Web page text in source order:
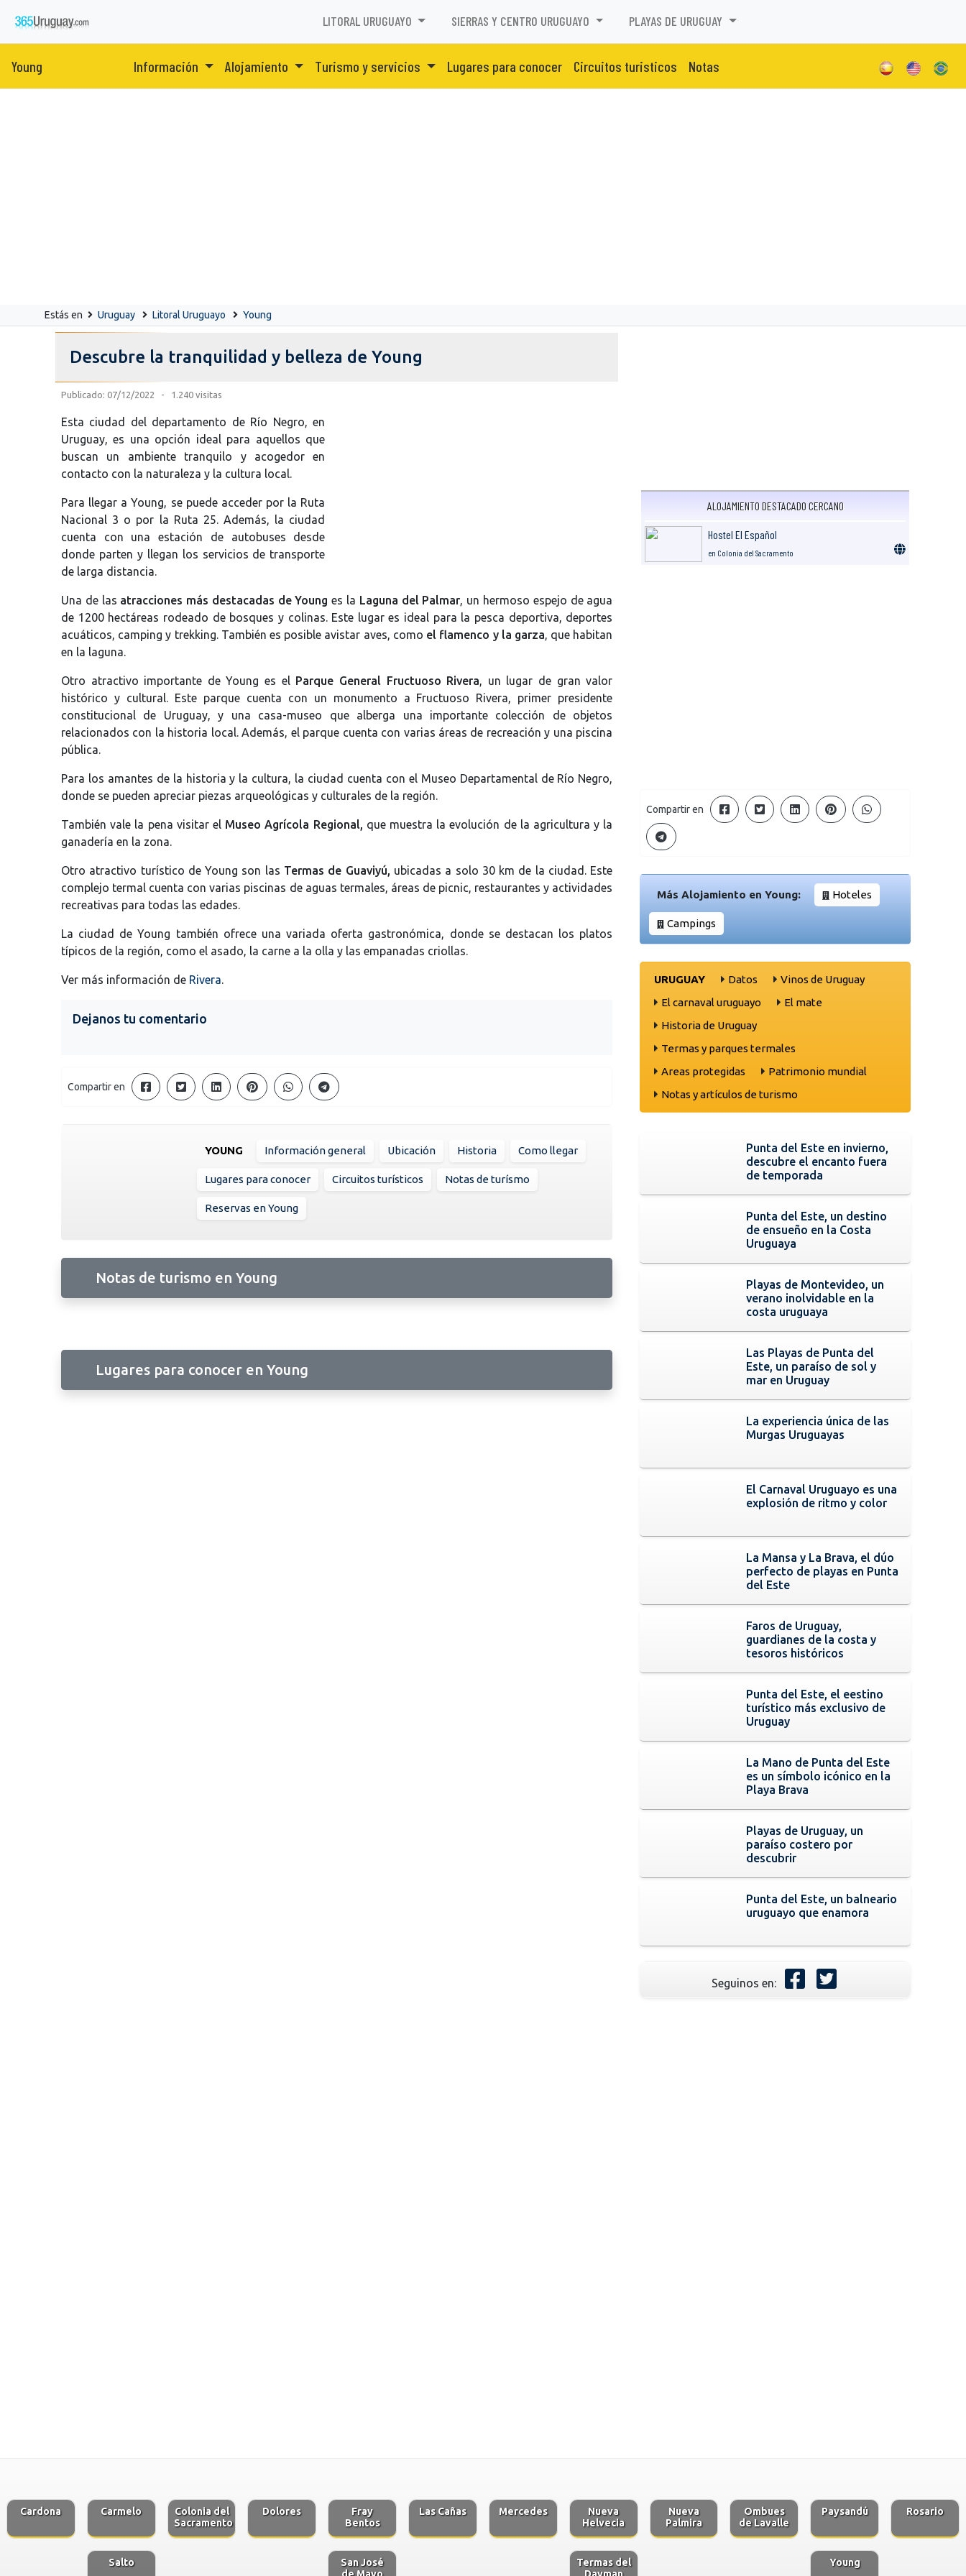
LITORAL URUGUAYO SIERRAS Y CENTRO URUGUAYO PLAYAS DE URUGUAY
Young Información Alojamiento Turismo y servicios Lugares para conocer Circuitos turisticos Notas
Estás en Uruguay Litoral Uruguayo Young
Descubre la tranquilidad y belleza de Young
Publicado: 07/12/2022 - 1.240 visitas
Esta ciudad del departamento de Río Negro, en
Uruguay, es una opción ideal para aquellos que
buscan un ambiente tranquilo y acogedor en
contacto con la naturaleza y la cultura local.
Para llegar a Young, se puede acceder por la Ruta
Nacional 3 o por la Ruta 25. Además, la ciudad
cuenta con una estación de autobuses desde
donde parten y llegan los servicios de transporte
de larga distancia.
Una de las atracciones más destacadas de Young es la Laguna del Palmar, un hermoso espejo de agua
de 1200 hectáreas rodeado de bosques y colinas. Este lugar es ideal para la pesca deportiva, deportes
acuáticos, camping y trekking. También es posible avistar aves, como el flamenco y la garza, que habitan
en la laguna.
Otro atractivo importante de Young es el Parque General Fructuoso Rivera, un lugar de gran valor
histórico y cultural. Este parque cuenta con un monumento a Fructuoso Rivera, primer presidente
constitucional de Uruguay, y una casa-museo que alberga una importante colección de objetos
relacionados con la historia local. Además, el parque cuenta con varias áreas de recreación y una piscina
pública.
Para los amantes de la historia y la cultura, la ciudad cuenta con el Museo Departamental de Río Negro,
donde se pueden apreciar piezas arqueológicas y culturales de la región.
También vale la pena visitar el Museo Agrícola Regional, que muestra la evolución de la agricultura y la
ganadería en la zona.
Otro atractivo turístico de Young son las Termas de Guaviyú, ubicadas a solo 30 km de la ciudad. Este
complejo termal cuenta con varias piscinas de aguas termales, áreas de picnic, restaurantes y actividades
recreativas para todas las edades.
La ciudad de Young también ofrece una variada oferta gastronómica, donde se destacan los platos
típicos de la región, como el asado, la carne a la olla y las empanadas criollas.
Ver más información de Rivera.
Dejanos tu comentario
Compartir en
YOUNG Información general Ubicación Historia Como llegar
Lugares para conocer Circuitos turísticos Notas de turísmo
Reservas en Young
Notas de turismo en Young
Lugares para conocer en Young
ALOJAMIENTO DESTACADO CERCANO
Hostel El Español
en Colonia del Sacramento
Compartir en
Más Alojamiento en Young: Hoteles
Campings
URUGUAY Datos
Vinos de Uruguay
El carnaval uruguayo
El mate
Historia de Uruguay
Termas y parques termales
Areas protegidas
Patrimonio mundial
Notas y artículos de turismo
Punta del Este en invierno,
descubre el encanto fuera
de temporada
Punta del Este, un destino
de ensueño en la Costa
Uruguaya
Playas de Montevideo, un
verano inolvidable en la
costa uruguaya
Las Playas de Punta del
Este, un paraíso de sol y
mar en Uruguay
La experiencia única de las
Murgas Uruguayas
El Carnaval Uruguayo es una
explosión de ritmo y color
La Mansa y La Brava, el dúo
perfecto de playas en Punta
del Este
Faros de Uruguay,
guardianes de la costa y
tesoros históricos
Punta del Este, el eestino
turístico más exclusivo de
Uruguay
La Mano de Punta del Este
es un símbolo icónico en la
Playa Brava
Playas de Uruguay, un
paraíso costero por
descubrir
Punta del Este, un balneario
uruguayo que enamora
Seguinos en:
Cardona Carmelo
Colonia del
Sacramento
Dolores
Fray
Bentos
Las Cañas Mercedes
Nueva
Helvecia
Nueva
Palmira
Ombues
de Lavalle
Paysandú Rosario
Salto
San José
Termas del
Young